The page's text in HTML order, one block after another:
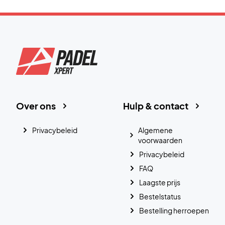
Hulp & contact
Algemene
voorwaarden
Privacybeleid
FAQ
Laagste prijs
Bestelstatus
Bestelling herroepen
Over ons
Privacybeleid